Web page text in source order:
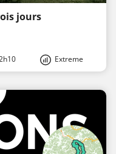
jours
Extreme